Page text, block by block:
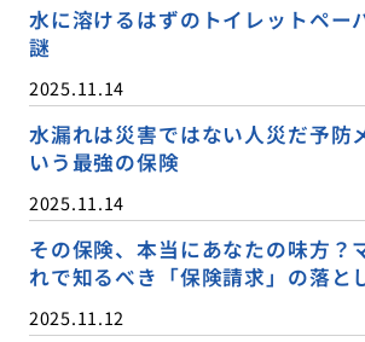
水に溶けるはずのトイレットペー
謎
2025.11.14
水漏れは災害ではない人災だ予防
いう最強の保険
2025.11.14
その保険、本当にあなたの味方？
れで知るべき「保険請求」の落と
2025.11.12